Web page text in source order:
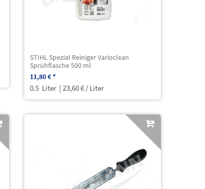
STIHL Spezial Reiniger Varioclean
Sprühflasche 500 ml
11,80 € *
0.5 Liter | 23,60 € / Liter